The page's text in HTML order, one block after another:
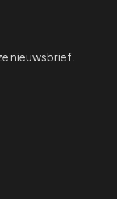
nieuwsbrief.